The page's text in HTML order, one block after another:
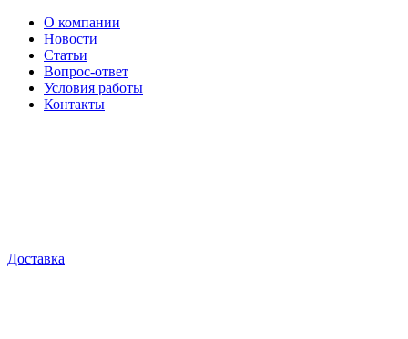
О компании
Новости
Статьи
Вопрос-ответ
Условия работы
Контакты
Доставка